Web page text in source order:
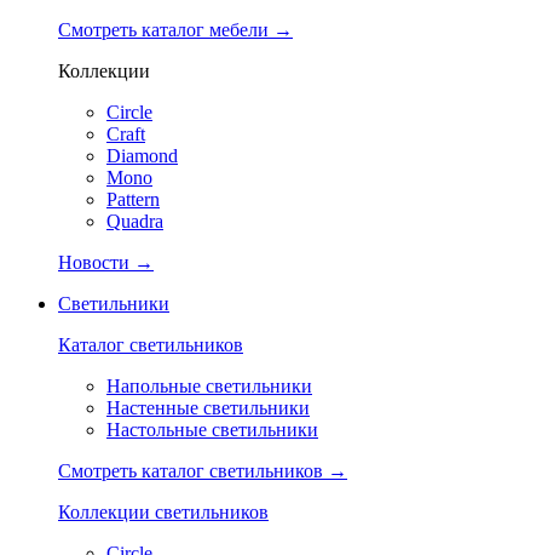
Смотреть каталог мебели →
Коллекции
Circle
Craft
Diamond
Mono
Pattern
Quadra
Новости →
Светильники
Каталог светильников
Напольные светильники
Настенные светильники
Настольные светильники
Смотреть каталог светильников →
Коллекции светильников